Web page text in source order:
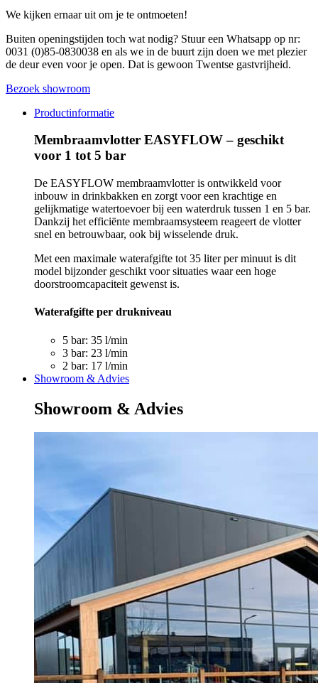
We kijken ernaar uit om je te ontmoeten!
Buiten openingstijden toch wat nodig? Stuur een Whatsapp op nr:
0031 (0)85-0830038 en als we in de buurt zijn doen we met plezier
de deur even voor je open. Dat is gewoon Twentse gastvrijheid.
Bezoek showroom
Productinformatie
Membraamvlotter EASYFLOW – geschikt
voor 1 tot 5 bar
De EASYFLOW membraamvlotter is ontwikkeld voor
inbouw in drinkbakken en zorgt voor een krachtige en
gelijkmatige watertoevoer bij een waterdruk tussen 1 en 5 bar.
Dankzij het efficiënte membraamsysteem reageert de vlotter
snel en betrouwbaar, ook bij wisselende druk.
Met een maximale waterafgifte tot 35 liter per minuut is dit
model bijzonder geschikt voor situaties waar een hoge
doorstroomcapaciteit gewenst is.
Waterafgifte per drukniveau
5 bar: 35 l/min
3 bar: 23 l/min
2 bar: 17 l/min
Showroom & Advies
Showroom & Advies